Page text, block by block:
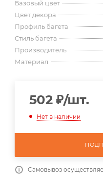
Базовый цвет
Цвет декора
Профиль багета
Стиль багета
Производитель
Материал
502 ₽/шт.
Нет в наличии
Самовывоз